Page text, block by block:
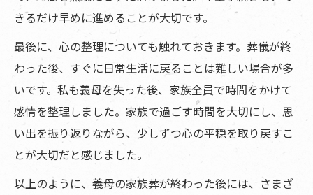
きるだけ早めに進めることが大切です。
最後に、心の整理についても触れておきます。葬儀が終
わった後、すぐに日常生活に戻ることは難しい場合が多
いです。私も義母を失った後、家族全員で時間をかけて
感情を整理しました。家族で過ごす時間を大切にし、思
い出を振り返りながら、少しずつ心の平穏を取り戻すこ
とが大切だと感じました。
以上のように、義母の家族葬が終わった後には、さまざ